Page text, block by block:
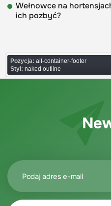
Wełnowce na
ich pozbyć?
Pozycja: all-container-footer
Styl: naked outline